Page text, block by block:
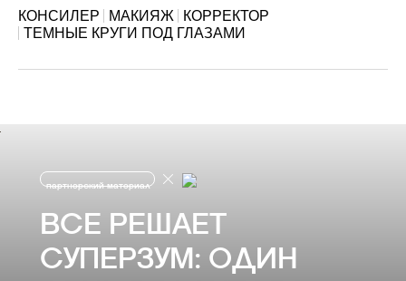
КОНСИЛЕР МАКИЯЖ
КОРРЕКТОР
ТЕМНЫЕ КРУГИ ПОД ГЛАЗАМИ
партнерский материал
ВСЕ РЕШАЕТ
СУПЕРЗУМ: ОДИН